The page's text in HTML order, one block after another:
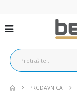
PRODAVNICA